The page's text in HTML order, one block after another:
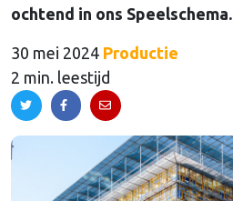
ochtend in ons Speelschema.
30 mei 2024 Productie
2 min. leestijd